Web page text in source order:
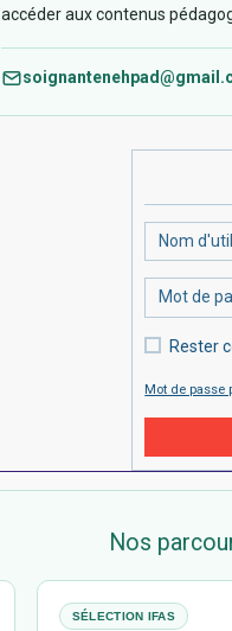
accéder aux contenus
Rester
Mot de passe
Nos
SÉLECTION IFAS